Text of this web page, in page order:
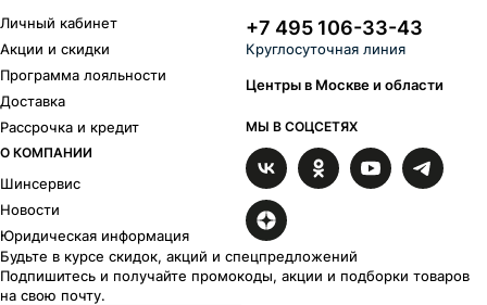
Личный кабинет
Акции и скидки
Программа лояльности
Доставка
Рассрочка и кредит
О КОМПАНИИ
Шинсервис
Новости
Юридическая информация
+7 495 106-33-43
Круглосуточная линия
Центры в Москве и области
МЫ В СОЦСЕТЯХ
Будьте в курсе скидок, акций и спецпредложений
Подпишитесь и получайте промокоды, акции и подборки товаров
на свою почту.